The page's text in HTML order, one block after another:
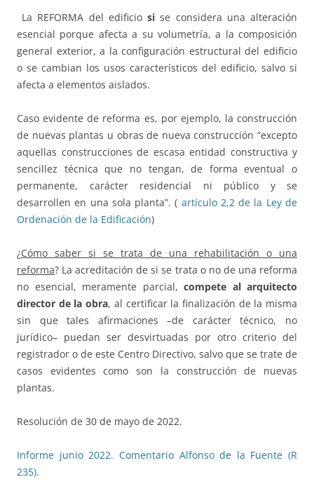
La REFORMA del edificiosi se considera una alteración
esencial porque afecta a su volumetría, a la composición
general exterior, a la configuración estructural del edificio
o se cambian los usos característicos del edificio, salvo si
afecta a elementos aislados.
Caso evidente de reforma es, por ejemplo, la construcción
de nuevas plantas u obras de nueva construcción “excepto
aquellas construcciones de escasa entidad constructiva y
sencillez técnica que no tengan, de forma eventual o
permanente, carácter residencial ni público y se
desarrollen en una sola planta”. ( artículo 2,2 de la Ley de
Ordenación de la Edificación)
¿Cómo saber si se trata de una rehabilitación o una
reforma? La acreditación de si se trata o no de una reforma
no esencial, meramente parcial, compete al arquitecto
director de la obra, al certificar la finalización de la misma
sin que tales afirmaciones –de carácter técnico, no
jurídico– puedan ser desvirtuadas por otro criterio del
registrador o de este Centro Directivo, salvo que se trate de
casos evidentes como son la construcción de nuevas
plantas.
Resolución de 30 de mayo de 2022.
Informe junio 2022. Comentario Alfonso de la Fuente (R
235).